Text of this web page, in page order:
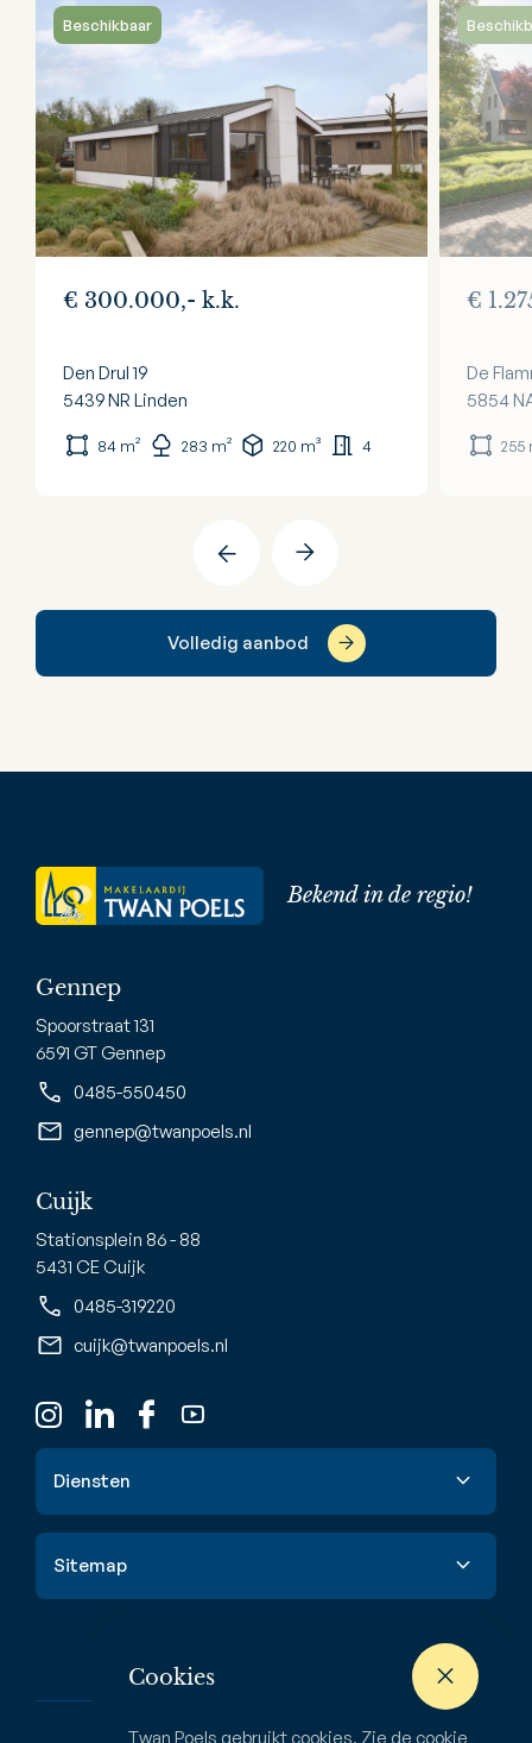
Beschikbaar
€ 300.000,- k.k.
Den Drul 19
5439 NR Linden
84 m² 283 m² 220 m³ 4
€
De
5854
255
Volledig aanbod
Cookies
Twan Poels gebruikt cookies. Zie de cookie
Bekend in de regio!
Gennep
Spoorstraat 131
6591 GT Gennep
0485-550450
gennep@twanpoels.nl
Cuijk
Stationsplein 86 - 88
5431 CE Cuijk
0485-319220
cuijk@twanpoels.nl
Diensten
Waardebepaling
Verhuur & huur
Sitemap
Nieuwbouw